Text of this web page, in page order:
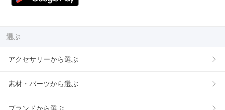
選ぶ
アクセサリーから選ぶ
素材・パーツから選ぶ